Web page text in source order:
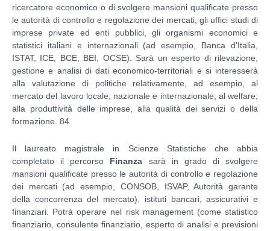
ricercatore economico o di svolgere mansioni qualificate presso
le autorità di controllo e regolazione dei mercati, gli uffici studi di
imprese private ed enti pubblici, gli organismi economici e
statistici italiani e internazionali (ad esempio, Banca d'Italia,
ISTAT, ICE, BCE, BEI, OCSE). Sarà un esperto di rilevazione,
gestione e analisi di dati economico-territoriali e si interesserà
alla valutazione di politiche relativamente, ad esempio, al
mercato del lavoro locale, nazionale e internazionale; al welfare;
alla produttività delle imprese, alla qualità dei servizi o della
formazione. 84
Il laureato magistrale in Scienze Statistiche che abbia
completato il percorso Finanza sarà in grado di svolgere
mansioni qualificate presso le autorità di controllo e regolazione
dei mercati (ad esempio, CONSOB, ISVAP, Autorità garante
della concorrenza del mercato), istituti bancari, assicurativi e
finanziari. Potrà operare nel risk management (come statistico
finanziario, consulente finanziario, esperto di analisi e previsioni